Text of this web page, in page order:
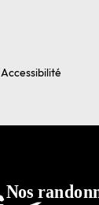
Accessibilité